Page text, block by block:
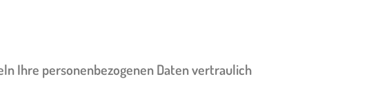
Ihre personenbezogenen Daten vertraulich